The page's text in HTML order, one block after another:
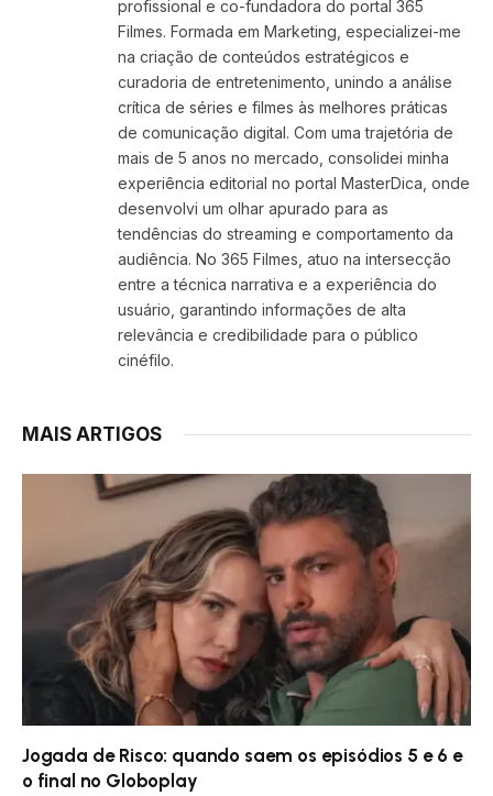
profissional e co-fundadora do portal 365
Filmes. Formada em Marketing, especializei-me
na criação de conteúdos estratégicos e
curadoria de entretenimento, unindo a análise
crítica de séries e filmes às melhores práticas
de comunicação digital. Com uma trajetória de
mais de 5 anos no mercado, consolidei minha
experiência editorial no portal MasterDica, onde
desenvolvi um olhar apurado para as
tendências do streaming e comportamento da
audiência. No 365 Filmes, atuo na intersecção
entre a técnica narrativa e a experiência do
usuário, garantindo informações de alta
relevância e credibilidade para o público
cinéfilo.
MAIS ARTIGOS
Jogada de Risco: quando saem os episódios 5 e 6 e
o final no Globoplay